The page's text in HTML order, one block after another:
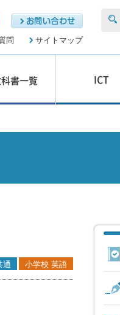
問 サイトマップ
書一覧 ICT
通 小学校 英語